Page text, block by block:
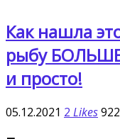
Как нашла
рыбу
и просто!
05.12.2021 2 Likes922